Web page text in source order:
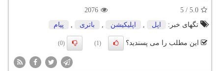
5.0
/
5
2076
تگهای خبر:
اپل , اپلیكیشن , باتری , پیام
این مطلب را می پسندید؟ (1)
(0)